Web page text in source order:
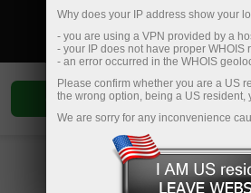
trading account Open demo
Why does your IP address show your
- you are using a VPN provided by a
- your IP does not have proper WHOIS
- an error occurred in the WHOIS
Please confirm whether you are a US
the wrong option, being a US
We are sorry for any inconvenience